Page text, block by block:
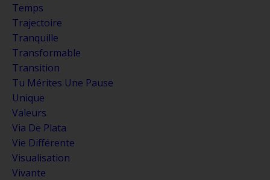
Temps
Trajectoire
Tranquille
Transformable
Transition
Tu Mérites Une Pause
Unique
Valeurs
Via De Plata
Vie Différente
Visualisation
Vivante